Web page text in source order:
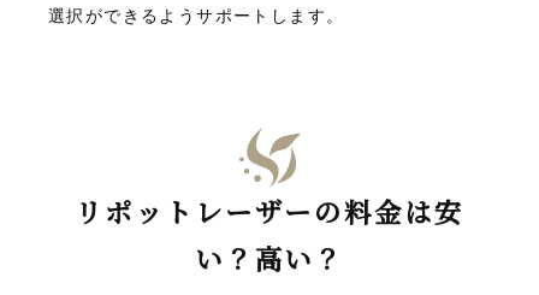
選択ができるようサポートします。
リポットレーザーの料金は安
い？高い？